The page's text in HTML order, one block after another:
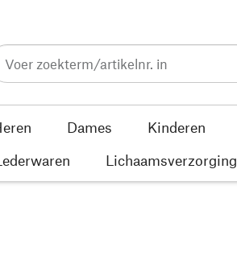
Dames Kinderen
Lichaamsverzorging